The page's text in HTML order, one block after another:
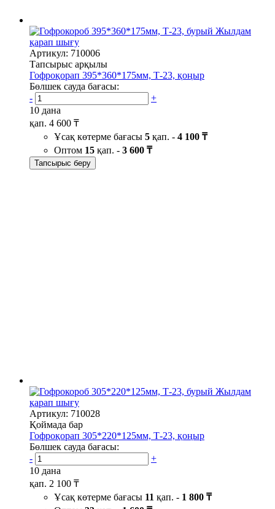
Жылдам
қарап шығу
Артикул: 710006
Тапсырыс арқылы
Гофроқорап 395*360*175мм, Т-23, қоңыр
Бөлшек сауда бағасы:
-
+
10 дана
қап. 4 600 ₸
Ұсақ көтерме бағасы 5 қап. - 4 100 ₸
Оптом 15 қап. - 3 600 ₸
Тапсырыс беру
Жылдам
қарап шығу
Артикул: 710028
Қоймада бар
Гофроқорап 305*220*125мм, Т-23, қоңыр
Бөлшек сауда бағасы:
-
+
10 дана
қап. 2 100 ₸
Ұсақ көтерме бағасы 11 қап. - 1 800 ₸